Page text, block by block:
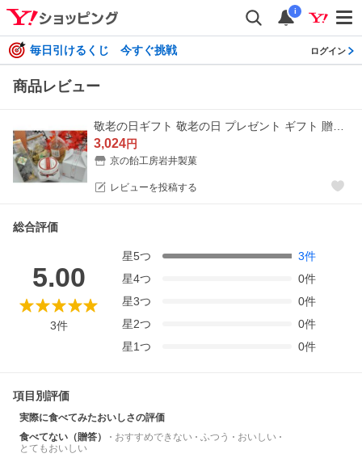
i
毎日引けるくじ 今すぐ挑戦 ログイン
商品レビュー
3,024円
京の飴工房岩井製菓
レビューを投稿する
総合評価
5.00
3件
星5つ 3件
星4つ 0件
星3つ 0件
星2つ 0件
星1つ 0件
項目別評価
実際に食べてみたおいしさの評価
食べてない（贈答）
おすすめできない ふつう
おいしい
とてもおいしい